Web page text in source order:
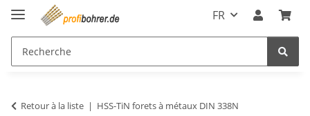
FR
Retour à la liste HSS-TiN forets à métaux DIN 338N